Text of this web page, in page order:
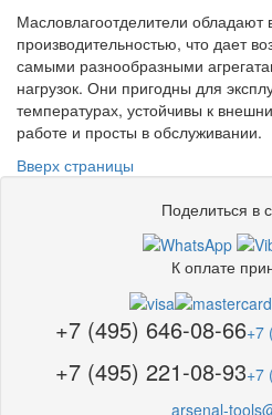
Масловлагоотделители обладают
производительностью, что дает
самыми разнообразными
нагрузок. Они пригодны для
температурах, устойчивы к
работе и просты в обслуживании.
Вверх страницы
Поделиться в
К оплате
+7 (495) 646-08-66+7
+7 (495) 221-08-93+7
arsenal-